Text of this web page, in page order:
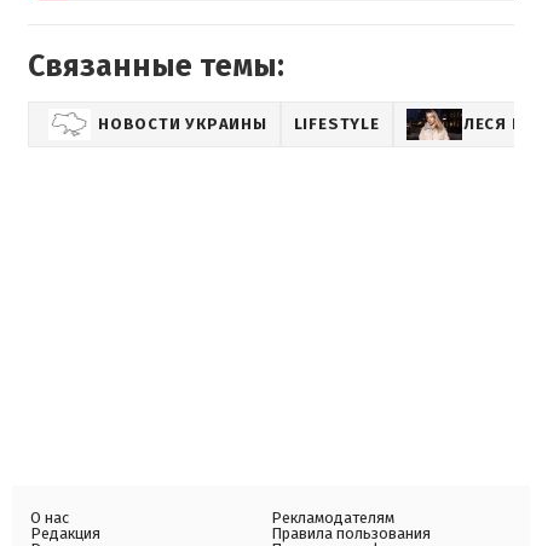
Связанные темы:
НОВОСТИ УКРАИНЫ LIFESTYLE ЛЕСЯ
О нас
Редакция
Рекламодателям
Правила пользования